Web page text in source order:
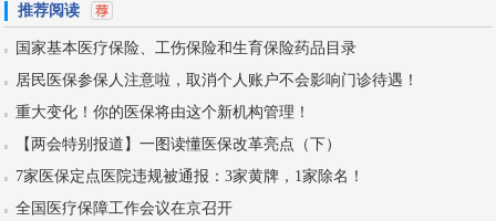
推荐阅读
国家基本医疗保险、工伤保险和生育保险药品目录
居民医保参保人注意啦，取消个人账户不会影响门诊待遇！
重大变化！你的医保将由这个新机构管理！
【两会特别报道】一图读懂医保改革亮点（下）
7家医保定点医院违规被通报：3家黄牌，1家除名！
全国医疗保障工作会议在京召开